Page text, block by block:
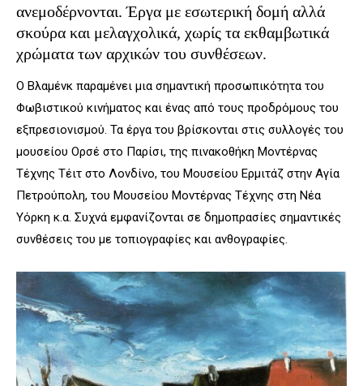
ανεμοδέρνονται. Έργα με εσωτερική δομή αλλά
σκούρα και μελαγχολικά, χωρίς τα εκθαμβωτικά
χρώματα των αρχικών του συνθέσεων.
Ο Βλαμένκ παραμένει μια σημαντική προσωπικότητα του
Φωβιστικού κινήματος και ένας από τους προδρόμους του
εξπρεσιονισμού. Τα έργα του βρίσκονται στις συλλογές του
μουσείου Ορσέ στο Παρίσι, της πινακοθήκη Μοντέρνας
Τέχνης Τέιτ στο Λονδίνο, του Μουσείου Ερμιτάζ στην Αγία
Πετρούπολη, του Μουσείου Μοντέρνας Τέχνης στη Νέα
Υόρκη κ.α. Συχνά εμφανίζονται σε δημοπρασίες σημαντικές
συνθέσεις του με τοπιογραφίες και ανθογραφίες.